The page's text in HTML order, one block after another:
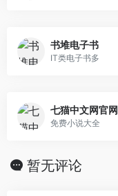
书堆电子书
IT类电子书多
七猫中文网官网
免费小说大全
暂无评论